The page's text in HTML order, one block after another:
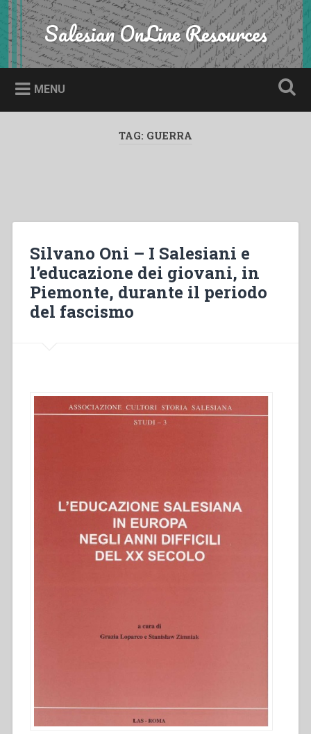
Skip
to
content
Search Salesian OnLine Resources
MENU
TAG: GUERRA
Silvano Oni – I Salesiani e
l’educazione dei giovani, in
Piemonte, durante il periodo
del fascismo